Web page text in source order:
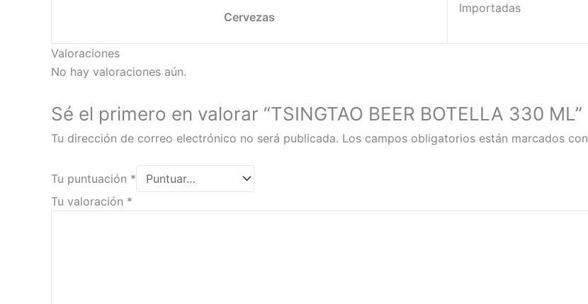
Cervezas
Importadas
Valoraciones
No hay valoraciones aún.
Sé el primero en valorar “TSINGTAO BEER BOTELLA 330 ML”
Tu dirección de correo electrónico no será publicada. Los campos obligatorios están marcados con
Tu puntuación *
Tu valoración *